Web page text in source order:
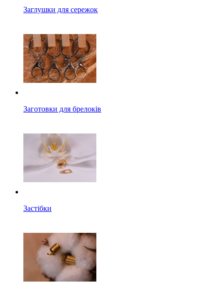
Заглушки для сережок
Заготовки для брелоків
Застібки